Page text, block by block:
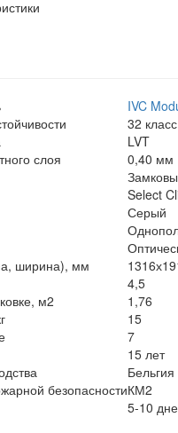
IVC
32 класс
LVT
слоя
0,40 мм
Select
Серый
ширина), мм
4,5
м2
1,76
15
7
15 лет
Бельгия
безопасностиКМ2
5-10